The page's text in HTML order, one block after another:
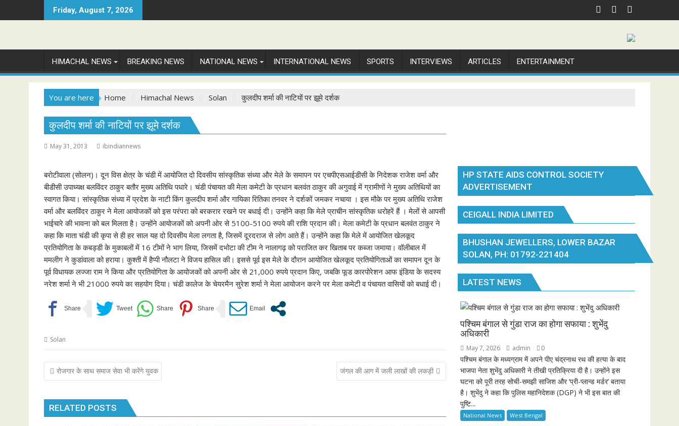
to
Friday, August 7, 2026
HIMACHAL NEWS BREAKING NEWS NATIONAL NEWS INTERNATIONAL NEWS SPORTS INTERVIEWS ARTICLES ENTERTAINMENT
You are here Home Himachal News Solan कुलदीप शर्मा की नाटियों पर झूमे दर्शक
कुलदीप शर्मा की नाटियों पर झूमे दर्शक
May 31, 2013 ibindiannews
बरोटीवाला (सोलन)। दून विस क्षेत्र के चंडी में आयोजित दो दिवसीय सांस्कृतिक संध्या और मेले के समापन पर एचपीएसआईडीसी के निदेशक राजेश वर्मा और
बीडीसी उपाध्यक्ष बलविंदर ठाकुर बतौर मुख्य अतिथि पधारे। चंडी पंचायत की मेला कमेटी के प्रधान बलवंत ठाकुर की अगुवाई में ग्रामीणों ने मुख्य अतिथियों का
स्वागत किया। सांस्कृतिक संध्या में प्रदेश के नाटी किंग कुलदीप शर्मा और गायिका रितिका तनवर ने दर्शकों जमकर नचाया । इस मौके पर मुख्य अतिथि राजेश
वर्मा और बलविंदर ठाकुर ने मेला आयोजकों को इस परंपरा को बरकरार रखने पर बधाई दी। उन्होंने कहा कि मेले प्राचीन सांस्कृतिक धरोहरें हैं । मेलों से आपसी
भाईचारे की भावना को बल मिलता है। उन्होंने आयोजकों को अपनी ओर से 5100-5100 रुपये की राशि प्रदान की। मेला कमेटी के प्रधान बलवंत ठाकुर ने
कहा कि माता चंडी की कृपा से ही हर साल यह दो दिवसीय मेला लगता है, जिसमें दूरदराज से लोग आते हैं। उन्होंने कहा कि मेले में आयोजित खेलकूद
प्रतियोगिता के कबड्डी के मुकाबलों में 16 टीमों ने भाग लिया, जिसमें दभोटा की टीम ने नालागढ़ को पराजित कर खिताब पर कब्जा जमाया। वॉलीबाल में
ममलीग ने कुडांवाला को हराया। कुश्ती में हैप्पी नौलटा ने विजय हासिल की। इससे पूर्व इस मेले के दौरान आयोजित खेलकूद प्रतियोगिताओं का समापन दून के
पूर्व विधायक लज्जा राम ने किया और प्रतियोगिता के आयोजकों को अपनी ओर से 21,000 रुपये प्रदान किए, जबकि फूड कारपोरेशन आफ इंडिया के सदस्य
नरेश शर्मा ने भी 21000 रुपये का सहयोग दिया। चंडी कालेज के चेयरमैन सुरेश शर्मा ने मेला आयोजन करने पर मेला कमेटी व पंचायत वासियों को बधाई दी।
Solan
Post
navigation
रोजगार के साथ समाज सेवा भी करेंगे युवक जंगल की आग में जली लाखों की लकड़ी
RELATED POSTS
HP STATE AIDS CONTROL SOCIETY
ADVERTISEMENT
CEIGALL INDIA LIMITED
BHUSHAN JEWELLERS, LOWER BAZAR
SOLAN, PH: 01792-221404
LATEST NEWS
पश्चिम बंगाल से गुंडा राज का होगा सफाया : शुभेंदु
अधिकारी
May 7, 2026 admin 0
पश्चिम बंगाल के मध्यग्राम में अपने पीए चंद्रनाथ रथ की हत्या के बाद
भाजपा नेता शुभेंदु अधिकारी ने तीखी प्रतिक्रिया दी है। उन्होंने इस
घटना को पूरी तरह सोची-समझी साजिश और ‘प्री-प्लान्ड मर्डर’ बताया
है। शुभेंदु ने कहा कि पुलिस महानिदेशक (DGP) ने भी इस बात की
पुष्टि...
National News West Bengal